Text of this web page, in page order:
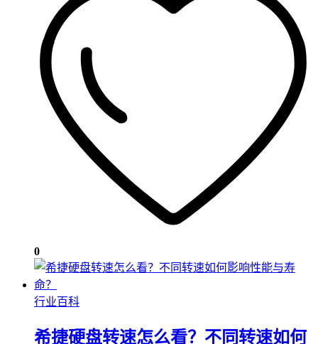
0
行业百科
希捷硬盘转速怎么看？不同转速如何